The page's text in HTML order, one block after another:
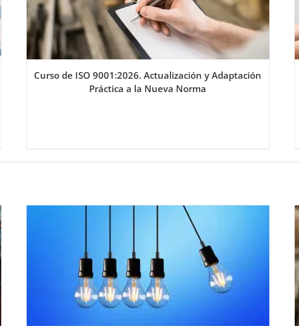
Curso de ISO 9001:2026. Actualización y Adaptación
Práctica a la Nueva Norma